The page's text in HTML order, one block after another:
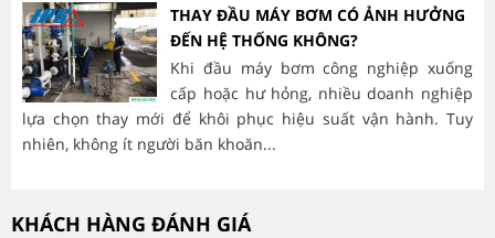
THAY ĐẦU MÁY BƠM CÓ ẢNH HƯỞNG
ĐẾN HỆ THỐNG KHÔNG?
Khi đầu máy bơm công nghiệp xuống
cấp hoặc hư hỏng, nhiều doanh nghiệp
lựa chọn thay mới để khôi phục hiệu suất vận hành. Tuy
nhiên, không ít người băn khoăn...
KHÁCH HÀNG ĐÁNH GIÁ